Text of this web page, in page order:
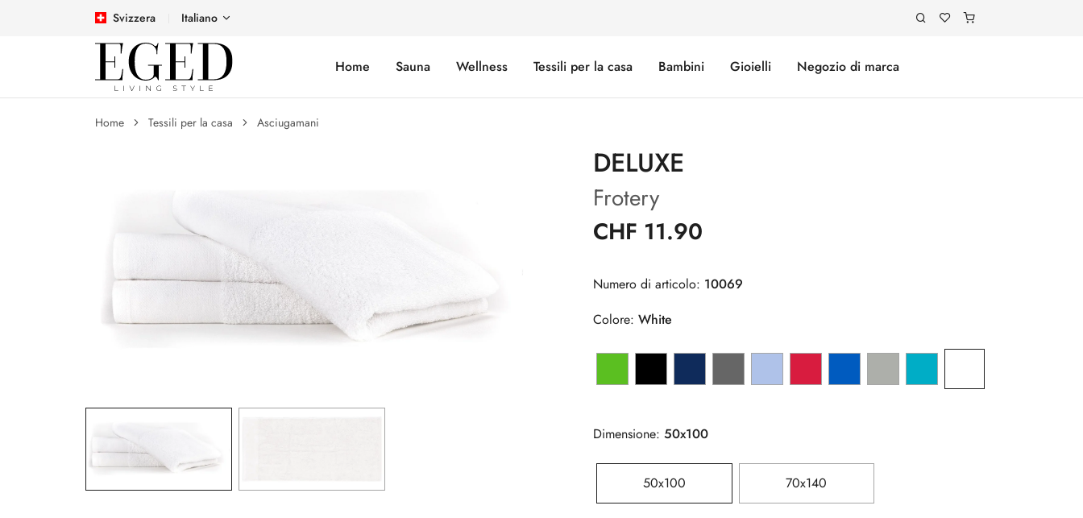
Svizzera Italiano
Home Sauna Wellness Tessili per la casa Bambini Gioielli Negozio di marca
Home Tessili per la casa Asciugamani
DELUXE
Frotery
CHF 11.90
Numero di articolo: 10069
Colore: White
Dimensione: 50x100
50x100 70x140